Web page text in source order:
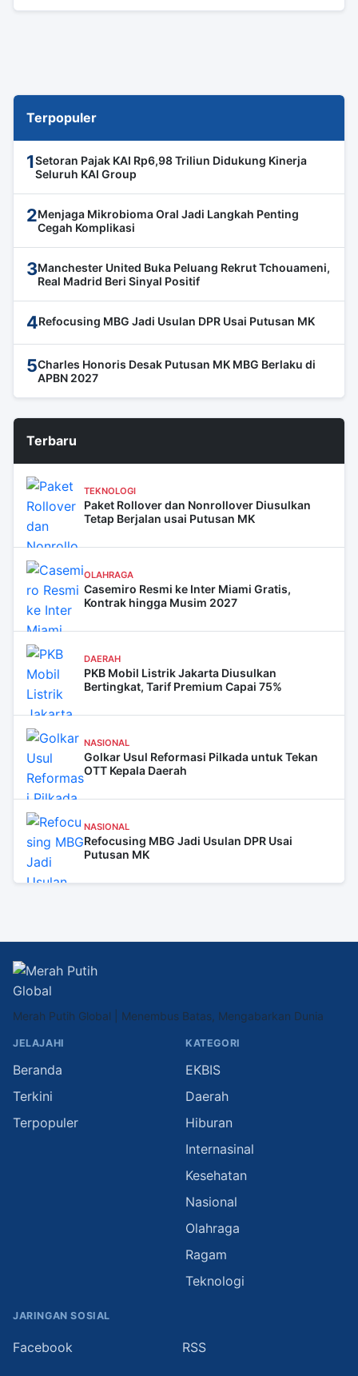
Terpopuler
1Setoran Pajak KAI Rp6,98 Triliun Didukung Kinerja
Seluruh KAI Group
2Menjaga Mikrobioma Oral Jadi Langkah Penting
Cegah Komplikasi
3Manchester United Buka Peluang Rekrut Tchouameni,
Real Madrid Beri Sinyal Positif
4Refocusing MBG Jadi Usulan DPR Usai Putusan MK
5Charles Honoris Desak Putusan MK MBG Berlaku di
APBN 2027
Terbaru
TEKNOLOGI
Paket Rollover dan Nonrollover Diusulkan
Tetap Berjalan usai Putusan MK
OLAHRAGA
Casemiro Resmi ke Inter Miami Gratis,
Kontrak hingga Musim 2027
DAERAH
PKB Mobil Listrik Jakarta Diusulkan
Bertingkat, Tarif Premium Capai 75%
NASIONAL
Golkar Usul Reformasi Pilkada untuk Tekan
OTT Kepala Daerah
NASIONAL
Refocusing MBG Jadi Usulan DPR Usai
Putusan MK
Merah Putih Global | Menembus Batas, Mengabarkan Dunia
JELAJAHI
Beranda
Terkini
Terpopuler
KATEGORI
EKBIS
Daerah
Hiburan
Internasinal
Kesehatan
Nasional
Olahraga
Ragam
Teknologi
JARINGAN SOSIAL
Facebook RSS